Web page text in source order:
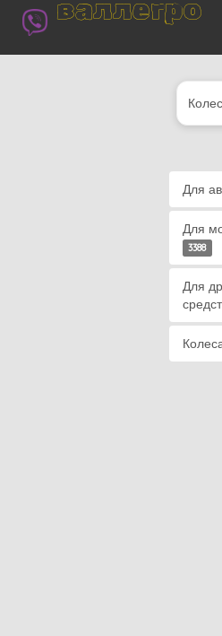
валлегро
Для
Для
3388
Для